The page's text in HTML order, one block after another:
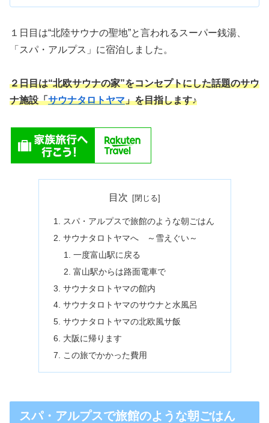
１日目は“北陸サウナの聖地”と言われるスーパー銭湯、
「スパ・アルプス」に宿泊しました。
２日目は“北欧サウナの家”をコンセプトにした話題のサウ
ナ施設「サウナタロトヤマ」を目指します♪
目次
スパ・アルプスで旅館のような朝ごはん
サウナタロトヤマへ ～雪えぐい～
一度富山駅に戻る
富山駅からは路面電車で
サウナタロトヤマの館内
サウナタロトヤマのサウナと水風呂
サウナタロトヤマの北欧風サ飯
大阪に帰ります
この旅でかかった費用
スパ・アルプスで旅館のような朝ごはん